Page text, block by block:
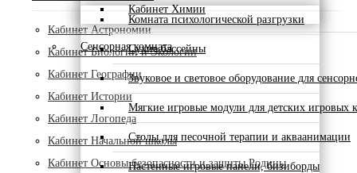
Кабинет Химии
Сенсорная комната
Комната психологической разгрузки
Сухие бассейны
Звуковое и световое оборудование для
Мягкие игровые модули для детских игровых
Столы для песочной терапии и акваанимации
Настенные игровые панели, бизиборды
Кабинет Астрономии
Кабинет Биологии и Экологии
Кабинет Географии
Кабинет Истории
Кабинет Логопеда
Кабинет Начальной школы
Кабинет Основы безопасности и защиты Родины